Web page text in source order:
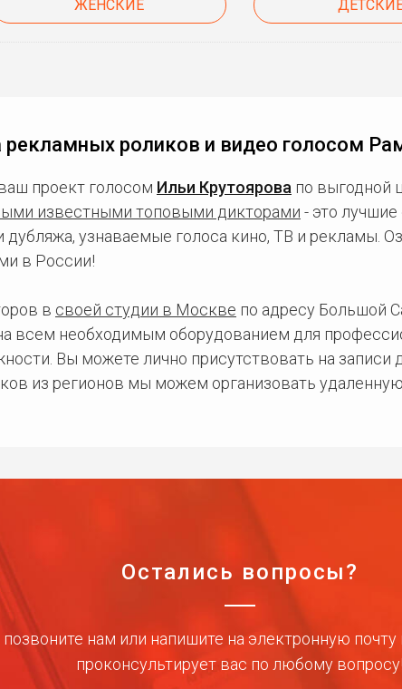
ЖЕНСКИЕ
рекламных роликов и видео голосом
проект голосом Ильи Крутоярова по выгодной
известными топовыми дикторами - это
дубляжа, узнаваемые голоса кино, ТВ и рекламы.
в России!
в своей студии в Москве по адресу Большой
всем необходимым оборудованием для
Вы можете лично присутствовать на записи
из регионов мы можем организовать
Остались вопросы?
нам или напишите на электронную
проконсультирует вас по любому вопросу!